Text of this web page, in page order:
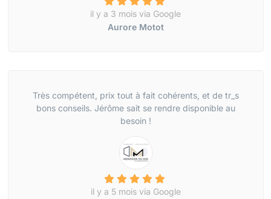
il y a 3 mois via Google
Aurore Motot
Très compétent, prix tout à fait cohérents, et de tr_s
bons conseils. Jérôme sait se rendre disponible au
besoin !
il y a 5 mois via Google